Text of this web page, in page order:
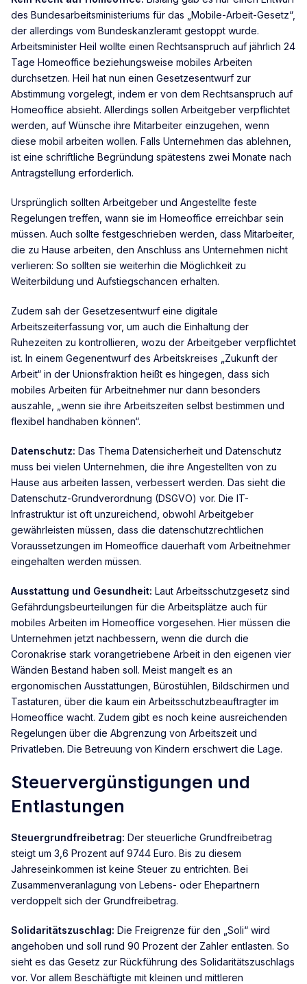
des Bundesarbeitsministeriums für das „Mobile-Arbeit-Gesetz“,
der allerdings vom Bundeskanzleramt gestoppt wurde.
Arbeitsminister Heil wollte einen Rechtsanspruch auf jährlich 24
Tage Homeoffice beziehungsweise mobiles Arbeiten
durchsetzen. Heil hat nun einen Gesetzesentwurf zur
Abstimmung vorgelegt, indem er von dem Rechtsanspruch auf
Homeoffice absieht. Allerdings sollen Arbeitgeber verpflichtet
werden, auf Wünsche ihre Mitarbeiter einzugehen, wenn
diese mobil arbeiten wollen. Falls Unternehmen das ablehnen,
ist eine schriftliche Begründung spätestens zwei Monate nach
Antragstellung erforderlich.
Ursprünglich sollten Arbeitgeber und Angestellte feste
Regelungen treffen, wann sie im Homeoffice erreichbar sein
müssen. Auch sollte festgeschrieben werden, dass Mitarbeiter,
die zu Hause arbeiten, den Anschluss ans Unternehmen nicht
verlieren: So sollten sie weiterhin die Möglichkeit zu
Weiterbildung und Aufstiegschancen erhalten.
Zudem sah der Gesetzesentwurf eine digitale
Arbeitszeiterfassung vor, um auch die Einhaltung der
Ruhezeiten zu kontrollieren, wozu der Arbeitgeber verpflichtet
ist. In einem Gegenentwurf des Arbeitskreises „Zukunft der
Arbeit“ in der Unionsfraktion heißt es hingegen, dass sich
mobiles Arbeiten für Arbeitnehmer nur dann besonders
auszahle, „wenn sie ihre Arbeitszeiten selbst bestimmen und
flexibel handhaben können“.
Datenschutz: Das Thema Datensicherheit und Datenschutz
muss bei vielen Unternehmen, die ihre Angestellten von zu
Hause aus arbeiten lassen, verbessert werden. Das sieht die
Datenschutz-Grundverordnung (DSGVO) vor. Die IT-
Infrastruktur ist oft unzureichend, obwohl Arbeitgeber
gewährleisten müssen, dass die datenschutzrechtlichen
Voraussetzungen im Homeoffice dauerhaft vom Arbeitnehmer
eingehalten werden müssen.
Ausstattung und Gesundheit: Laut Arbeitsschutzgesetz sind
Gefährdungsbeurteilungen für die Arbeitsplätze auch für
mobiles Arbeiten im Homeoffice vorgesehen. Hier müssen die
Unternehmen jetzt nachbessern, wenn die durch die
Coronakrise stark vorangetriebene Arbeit in den eigenen vier
Wänden Bestand haben soll. Meist mangelt es an
ergonomischen Ausstattungen, Bürostühlen, Bildschirmen und
Tastaturen, über die kaum ein Arbeitsschutzbeauftragter im
Homeoffice wacht. Zudem gibt es noch keine ausreichenden
Regelungen über die Abgrenzung von Arbeitszeit und
Privatleben. Die Betreuung von Kindern erschwert die Lage.
Steuervergünstigungen und
Entlastungen
Steuergrundfreibetrag: Der steuerliche Grundfreibetrag
steigt um 3,6 Prozent auf 9744 Euro. Bis zu diesem
Jahreseinkommen ist keine Steuer zu entrichten. Bei
Zusammenveranlagung von Lebens- oder Ehepartnern
verdoppelt sich der Grundfreibetrag.
Solidaritätszuschlag: Die Freigrenze für den „Soli“ wird
angehoben und soll rund 90 Prozent der Zahler entlasten. So
sieht es das Gesetz zur Rückführung des Solidaritätszuschlags
vor. Vor allem Beschäftigte mit kleinen und mittleren